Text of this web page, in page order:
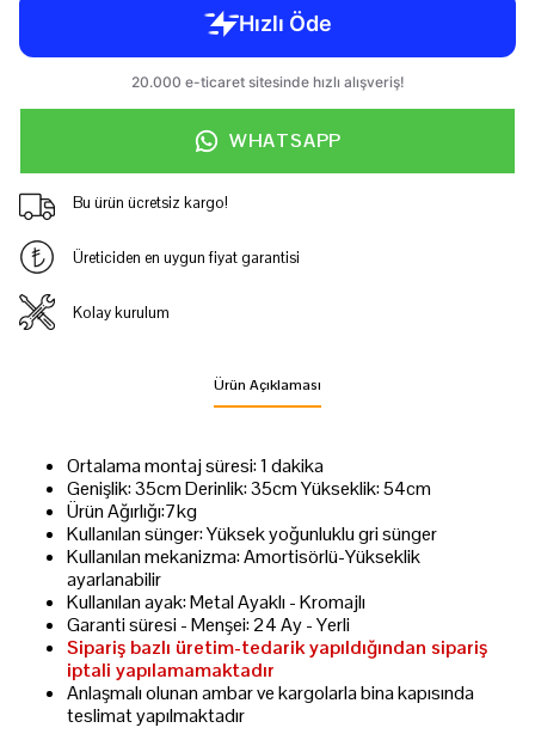
WHATSAPP
Bu ürün ücretsiz kargo!
Üreticiden en uygun fiyat garantisi
Kolay kurulum
Ürün Açıklaması
Ortalama montaj süresi: 1 dakika
Genişlik: 35cm Derinlik: 35cm Yükseklik: 54cm
Ürün Ağırlığı:7kg
Kullanılan sünger: Yüksek yoğunluklu gri sünger
Kullanılan mekanizma: Amortisörlü-Yükseklik
ayarlanabilir
Kullanılan ayak: Metal Ayaklı - Kromajlı
Garanti süresi - Menşei: 24 Ay - Yerli
Sipariş bazlı üretim-tedarik yapıldığından sipariş
iptali yapılamamaktadır
Anlaşmalı olunan ambar ve kargolarla bina kapısında
teslimat yapılmaktadır